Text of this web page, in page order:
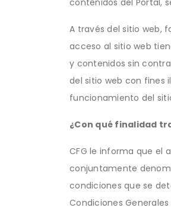
contenidos del Portal,
A través del sitio web,
acceso al sitio web
y contenidos sin
del sitio web con fines
funcionamiento del
¿Con qué finalidad
CFG le informa que el
conjuntamente
condiciones que se
Condiciones